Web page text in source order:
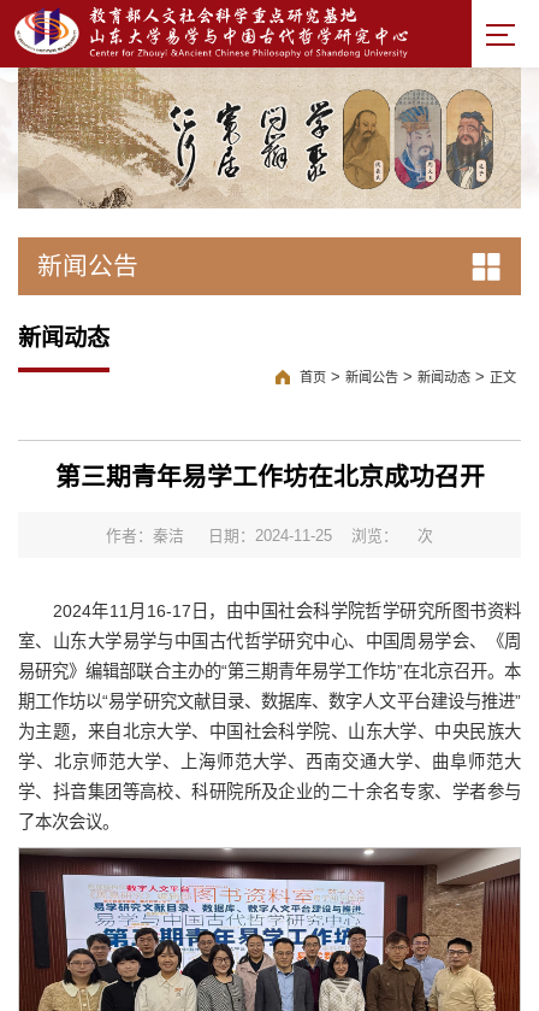
新闻公告
新闻动态
首页 > 新闻公告 > 新闻动态 > 正文
第三期青年易学工作坊在北京成功召开
作者：秦洁 日期：2024-11-25 浏览： 次
2024年11月16-17日，由中国社会科学院哲学研究所图书资料
室、山东大学易学与中国古代哲学研究中心、中国周易学会、《周
易研究》编辑部联合主办的“第三期青年易学工作坊”在北京召开。本
期工作坊以“易学研究文献目录、数据库、数字人文平台建设与推进”
为主题，来自北京大学、中国社会科学院、山东大学、中央民族大
学、北京师范大学、上海师范大学、西南交通大学、曲阜师范大
学、抖音集团等高校、科研院所及企业的二十余名专家、学者参与
了本次会议。